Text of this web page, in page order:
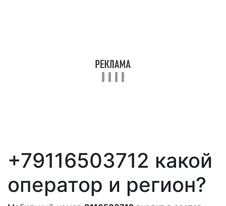
+79116503712 какой
оператор и регион?